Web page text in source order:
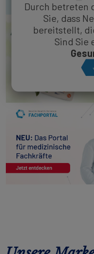
Durch betreten
Sie, dass
bereitstellt,
Sind Sie